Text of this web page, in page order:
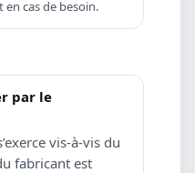
cas de besoin.
par le
vis-à-vis du
fabricant est